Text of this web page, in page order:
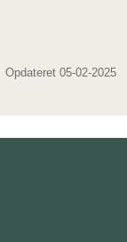
Opdateret 05-02-2025